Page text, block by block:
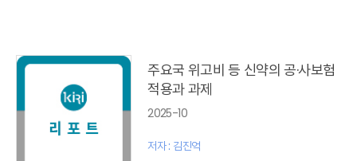
글로벌 이슈
리포트 모음집(종간)
해외학술연구 분석(종간)
금융보험해설(종간)
주요국 위고비 등 신약의 공·사보험
적용과 과제
2025-10
저자 : 김진억